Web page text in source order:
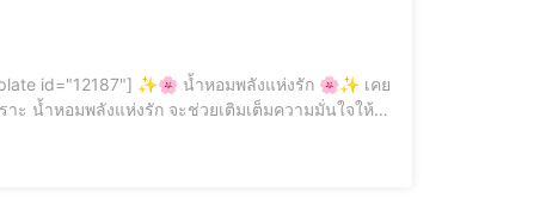
ะ น้ำหอมพลังแห่งรัก จะช่วยเติมเต็มความมั่นใจให้